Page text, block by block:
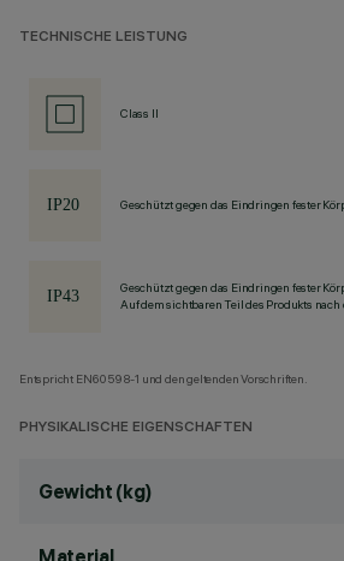
TECHNISCHE LEISTUNG
Class II
Geschützt gegen das Eindringen fester
Geschützt gegen das Eindringen fester
Auf dem sichtbaren Teil des Produkts
Entspricht EN60598-1 und den geltenden Vorschriften.
PHYSIKALISCHE EIGENSCHAFTEN
Gewicht (kg)
Material